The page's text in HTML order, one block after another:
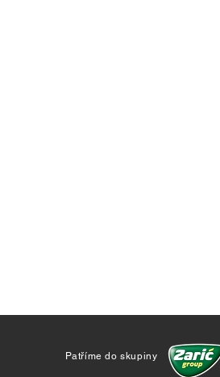
Patříme do skupiny